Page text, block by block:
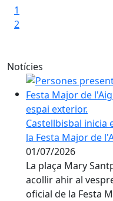
1
2
Notícies
Castellbisbal inicia
la Festa Major de
01/07/2026
La plaça Mary
acollir ahir al
oficial de la Festa